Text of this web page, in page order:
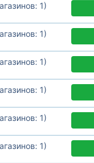
1)
1)
1)
1)
1)
1)